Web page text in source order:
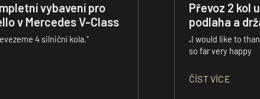
vybavení pro
v Mercedes V-Class
4 silniční kola.“
Převoz 2 kol
podlaha a
„I would like to
so far very happy
ČÍST VÍCE